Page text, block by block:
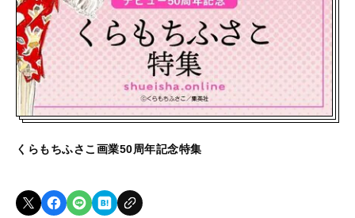
くらもちふさこ画業50周年記念特集